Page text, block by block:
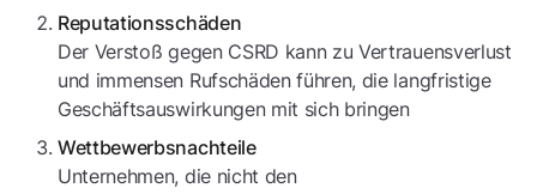
Reputationsschäden
Der Verstoß gegen CSRD kann zu Vertrauensverlust
und immensen Rufschäden führen, die langfristige
Geschäftsauswirkungen mit sich bringen
Wettbewerbsnachteile
Unternehmen, die nicht den